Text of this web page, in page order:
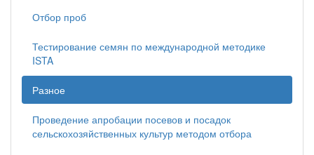
Отбор проб
Тестирование семян по международной методике
ISTA
Разное
Проведение апробации посевов и посадок
сельскохозяйственных культур методом отбора